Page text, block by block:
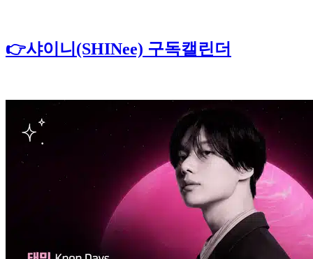
👉샤이니(SHINee) 구독캘린더